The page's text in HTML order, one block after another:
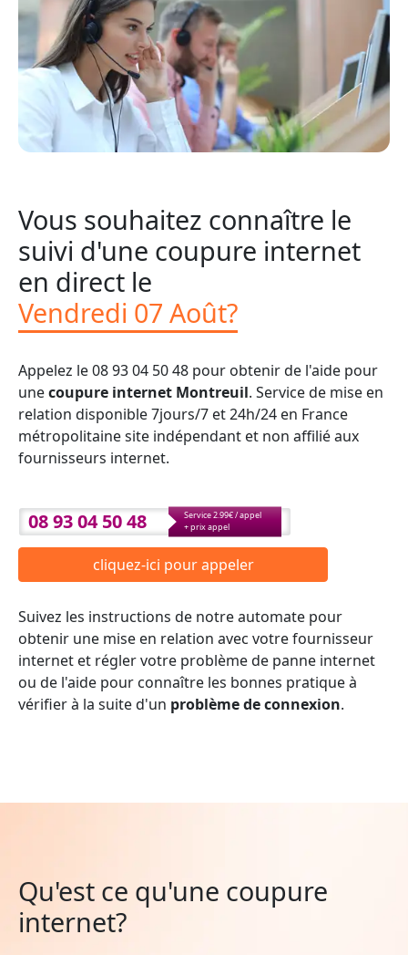
Vous souhaitez connaître le
suivi d'une coupure internet
en direct le
Vendredi 07 Août?
Appelez le 08 93 04 50 48 pour obtenir de l'aide pour
unecoupure internet Montreuil. Service de mise en
relation disponible 7jours/7 et 24h/24 en France
métropolitaine site indépendant et non affilié aux
fournisseurs internet.
08 93 04 50 48
Service 2.99€ / appel
+ prix appel
cliquez-ici pour appeler
Suivez les instructions de notre automate pour
obtenir une mise en relation avec votre fournisseur
internet et régler votre problème de panne internet
ou de l'aide pour connaître les bonnes pratique à
vérifier à la suite d'un problème de connexion.
Qu'est ce qu'une coupure
internet?